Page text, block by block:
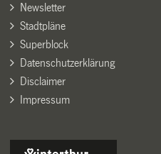
Newsletter
Stadtpläne
Superblock
Datenschutzerklärung
Disclaimer
Impressum